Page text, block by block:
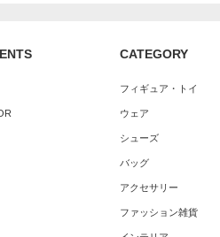
CATEGORY
フィギュア・トイ
ウェア
シューズ
バッグ
アクセサリー
ファッション雑貨